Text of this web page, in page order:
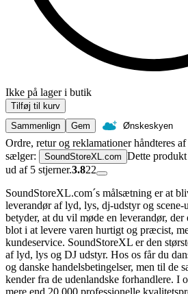
Ikke på lager i butik
Tilføj til kurv
Sammenlign
Gem Ønskeskyen
Ordre, retur og reklamationer håndteres
sælger:
SoundStoreXL.com Dette
ud af 5 stjerner.3.822
SoundStoreXL.com´s målsætning er at
leverandør af lyd, lys, dj-udstyr og scene-
betyder, at du vil møde en leverandør, der
blot i at levere varen hurtigt og præcist,
kundeservice. SoundStoreXL er den
af lyd, lys og DJ udstyr. Hos os får du
og danske handelsbetingelser, men til de
kender fra de udenlandske forhandlere. I